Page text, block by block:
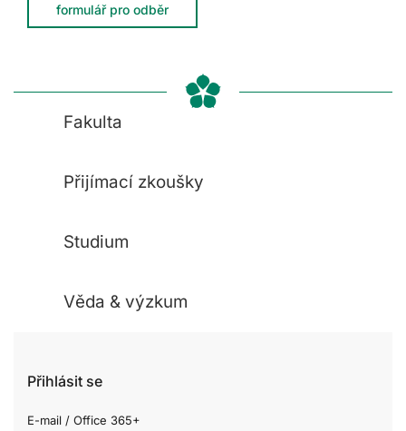
formulář pro odběr
Fakulta
Přijímací zkoušky
Studium
Věda & výzkum
Přihlásit se
E-mail / Office 365+